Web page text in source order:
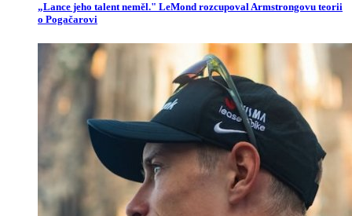
„Lance jeho talent neměl." LeMond rozcupoval Armstrongovu teorii
o Pogačarovi